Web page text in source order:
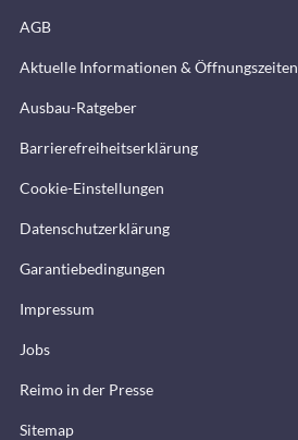
AGB
Aktuelle Informationen & Öffnungszeiten
Ausbau-Ratgeber
Barrierefreiheitserklärung
Cookie-Einstellungen
Datenschutzerklärung
Garantiebedingungen
Impressum
Jobs
Reimo in der Presse
Sitemap